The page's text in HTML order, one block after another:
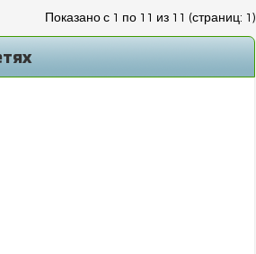
Показано с 1 по 11 из 11 (страниц: 1)